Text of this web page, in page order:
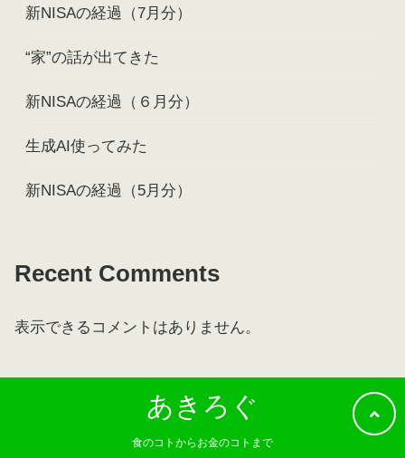
新NISAの経過（7月分）
“家”の話が出てきた
新NISAの経過（６月分）
生成AI使ってみた
新NISAの経過（5月分）
Recent Comments
表示できるコメントはありません。
あきろぐ
食のコトからお金のコトまで